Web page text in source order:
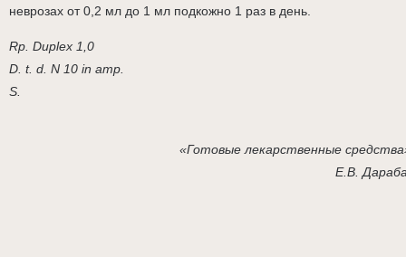
неврозах от 0,2 мл до 1 мл подкожно 1 раз в день.
Rp. Duplex 1,0
D. t. d. N 10 in amp.
S.
«Готовые лекарственные
Е.В.